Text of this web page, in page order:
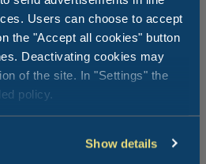
Users can choose to accept
the "Accept all cookies" button
Deactivating cookies may
of the site. In "Settings" the
policy.
Show details
morze i sport sprawiają, że dni
ale jedzenie bezpośrednio na
tymi wyjątkowymi wakacyjnymi
ludzi, których kochasz, to
Szukasz alternatywnej kolacji?
Away!